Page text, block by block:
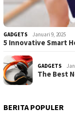
GADGETS Januari 9, 2025
5 Innovative Smart
GADGETS
The Best
BERITA POPULER